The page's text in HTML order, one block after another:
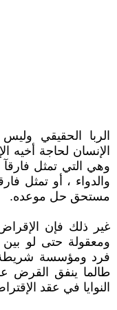
الربا الحقيقي
الإنسان لحاجة أخيه
وهي التي تمثل فارقآ
والدواء ، أو تمثل
مستحق حل موعده.
غير ذلك فإن
ومعقولة حتى لو
فرد ومؤسسة شريطة
طالما ينفق القرض
النوايا في عقد